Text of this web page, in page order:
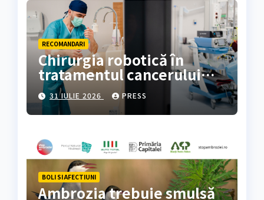
RECOMANDARI
Chirurgia robotică în
tratamentul cancerului
colorectal
31 IULIE 2026 PRESS
BOLI SI AFECTIUNI
Ambrozia trebuie smulsă